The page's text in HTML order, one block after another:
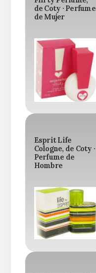
de Coty · Perfume
de Mujer
Esprit Life
Cologne, de Coty ·
Perfume de
Hombre